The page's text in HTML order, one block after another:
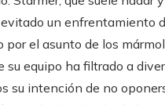
un enfrentamiento
por el asunto de los
su equipo ha filtrado a
su intención de no